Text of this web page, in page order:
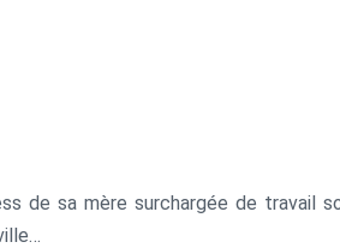
de sa mère surchargée de travail